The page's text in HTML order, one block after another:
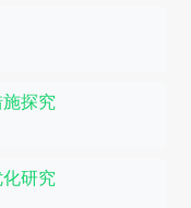
探究
研究